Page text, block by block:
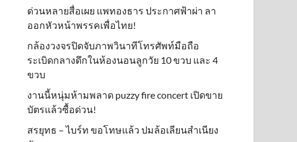
ด่วนหลายสื่อเผย แพทองธาร ประกาศฟ้าผ่า ลา
ออกหัวหน้าพรรคเพื่อไทย!
กล้องวงจรปิดจับภาพวินาทีโทรศัพท์มือถือ
ระเบิดกลางดึกในห้องนอนลูกวัย 10 ขวบ และ 4
ขวบ
งานนี้หนุ่มห้ามพลาด puzzy fire concert เปิดขาย
บัตรแล้วซื้อด่วน!
สรยุทธ – ไบร์ท ขอโทษแล้ว ปมล้อเลียนสำเนียง